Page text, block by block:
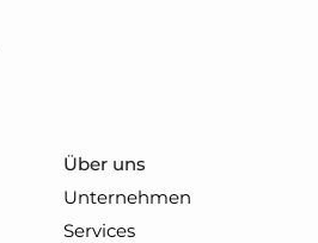
Über uns
Unternehmen
Services